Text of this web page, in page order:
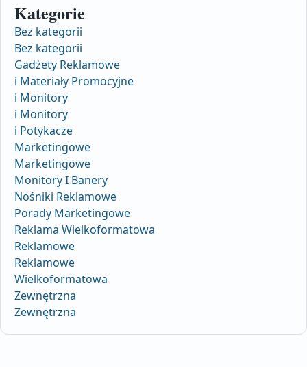
Kategorie
Bez kategorii
Bez kategorii
Gadżety Reklamowe
i Materiały Promocyjne
i Monitory
i Monitory
i Potykacze
Marketingowe
Marketingowe
Monitory I Banery
Nośniki Reklamowe
Porady Marketingowe
Reklama Wielkoformatowa
Reklamowe
Reklamowe
Wielkoformatowa
Zewnętrzna
Zewnętrzna